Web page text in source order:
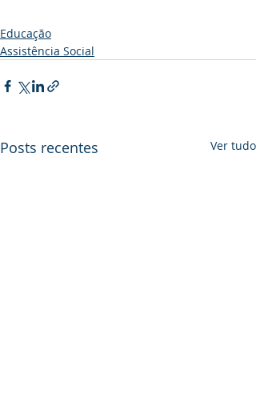
Educação
Assistência Social
Posts recentes Ver tudo